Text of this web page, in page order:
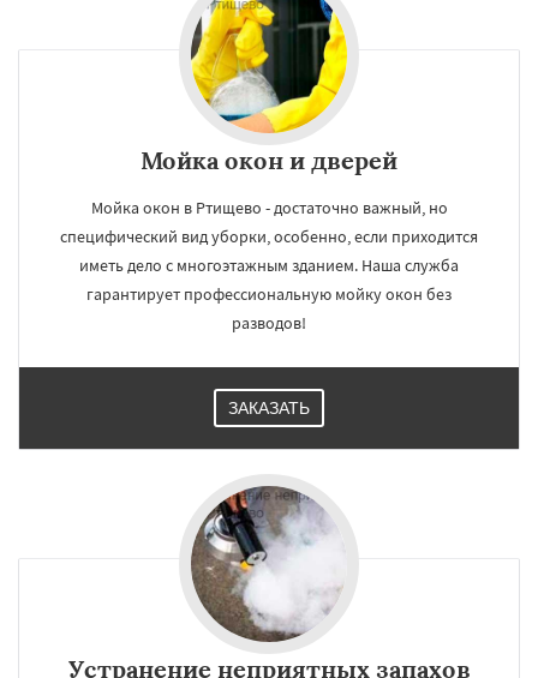
Мойка окон и дверей
Мойка окон в Ртищево - достаточно важный, но
специфический вид уборки, особенно, если приходится
иметь дело с многоэтажным зданием. Наша служба
гарантирует профессиональную мойку окон без
разводов!
ЗАКАЗАТЬ
Устранение неприятных запахов